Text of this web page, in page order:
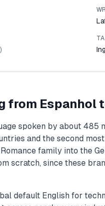
)
from Espanhol
spoken by about
and the second
family into the
scratch, since these
default English for